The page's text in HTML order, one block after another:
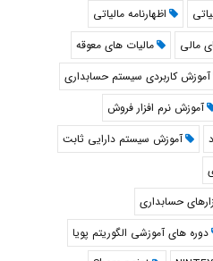
اظهارنامه مالیاتی
مالی
مالیات های معوقه
آموزش کاربردی سیستم حسابداری
آموزش نرم افزار فروش
آموزش سیستم دارایی ثابت
حسابداری
دوره های آموزشی الگوریتم پویا